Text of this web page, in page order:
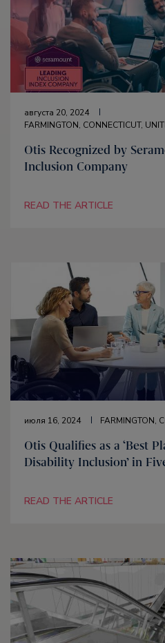
августа 20, 2024
FARMINGTON, CONNECTICUT,
Otis Recognized by
Inclusion Company
READ THE ARTICLE
июля 16, 2024 FARMINGTON,
Otis Qualifies as a ‘Best
Disability Inclusion’ in
READ THE ARTICLE